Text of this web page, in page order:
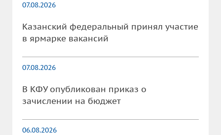
07.08.2026
Казанский федеральный принял участие
в ярмарке вакансий
07.08.2026
В КФУ опубликован приказ о
зачислении на бюджет
06.08.2026